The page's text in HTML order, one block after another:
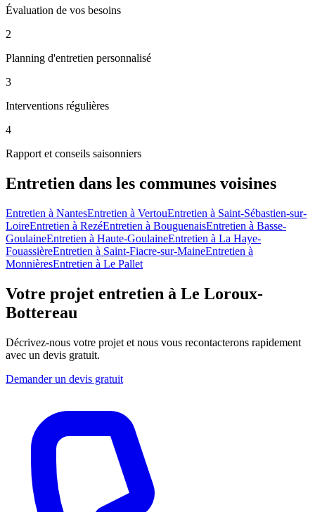
Évaluation de vos besoins
2
Planning d'entretien personnalisé
3
Interventions régulières
4
Rapport et conseils saisonniers
Entretien dans les communes voisines
Entretien à NantesEntretien à VertouEntretien à Saint-Sébastien-sur-
LoireEntretien à RezéEntretien à BouguenaisEntretien à Basse-
GoulaineEntretien à Haute-GoulaineEntretien à La Haye-
FouassièreEntretien à Saint-Fiacre-sur-MaineEntretien à
MonnièresEntretien à Le Pallet
Votre projet entretien à Le Loroux-
Bottereau
Décrivez-nous votre projet et nous vous recontacterons rapidement
avec un devis gratuit.
Demander un devis gratuit